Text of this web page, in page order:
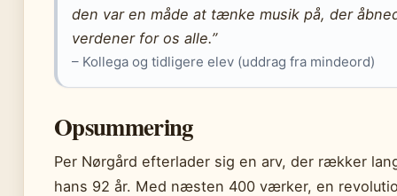
den var en måde at tænke musik på, der
verdener for os alle.”
– Kollega og tidligere elev (uddrag fra mindeord)
Opsummering
Per Nørgård efterlader sig en arv, der rækker
hans 92 år. Med næsten 400 værker, en